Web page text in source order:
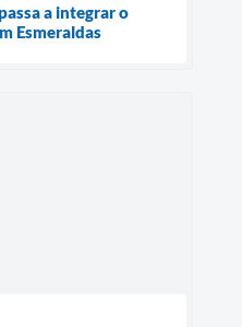
a integrar o
Esmeraldas